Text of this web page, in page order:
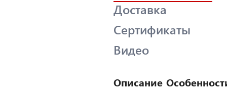
Доставка
Сертификаты
Видео
Описание